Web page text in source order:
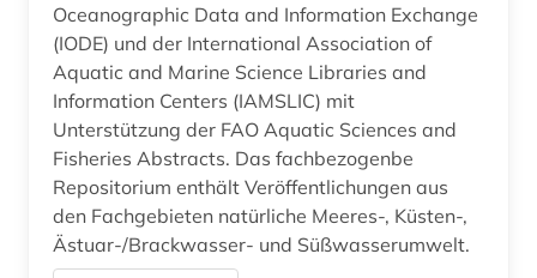
Oceanographic Data and Information Exchange
(IODE) und der International Association of
Aquatic and Marine Science Libraries and
Information Centers (IAMSLIC) mit
Unterstützung der FAO Aquatic Sciences and
Fisheries Abstracts. Das fachbezogenbe
Repositorium enthält Veröffentlichungen aus
den Fachgebieten natürliche Meeres-, Küsten-,
Ästuar-/Brackwasser- und Süßwasserumwelt.